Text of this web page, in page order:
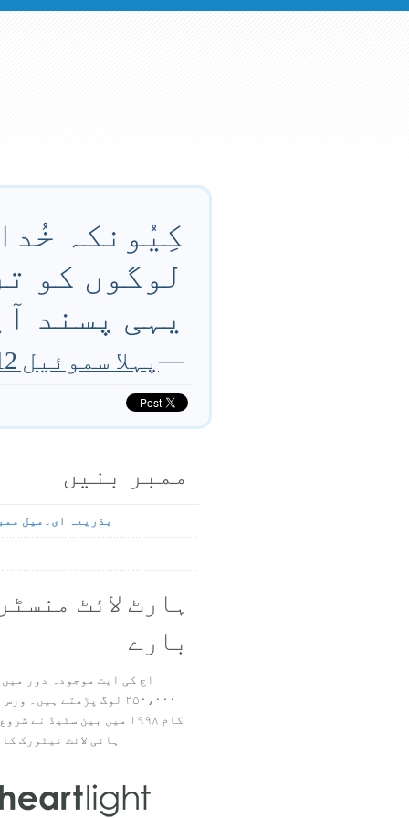
کِیُونکہ
لوگوں کو
یہی پسند
—پہلا سموئیل 12 باب 22 آیت
ممبر بنیں
بذریعہ ای۔میل
ہارٹ لائٹ
بارے
آج کی آیت موجودہ دور
۲۵۰،۰۰۰ لوگ پڑھتے ہیں۔
ہائی لائٹ نیٹورک